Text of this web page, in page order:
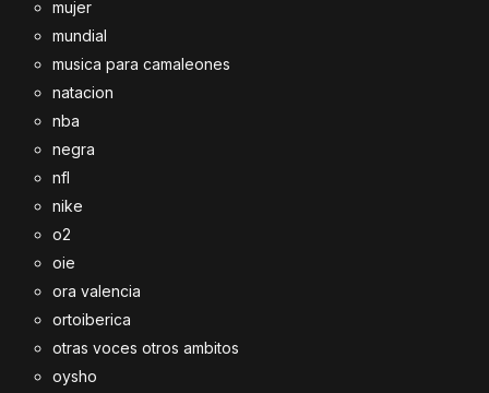
mujer
mundial
musica para camaleones
natacion
nba
negra
nfl
nike
o2
oie
ora valencia
ortoiberica
otras voces otros ambitos
oysho